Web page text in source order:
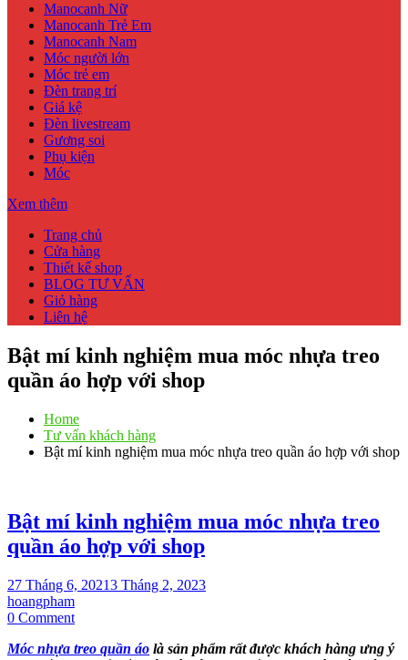
Manocanh Nữ
Manocanh Trẻ Em
Manocanh Nam
Móc người lớn
Móc trẻ em
Đèn trang trí
Giá kệ
Đèn livestream
Gương soi
Phụ kiện
Móc
Xem thêm
Trang chủ
Cửa hàng
Thiết kế shop
BLOG TƯ VẤN
Giỏ hàng
Liên hệ
Bật mí kinh nghiệm mua móc nhựa treo
quần áo hợp với shop
Home
Tư vấn khách hàng
Bật mí kinh nghiệm mua móc nhựa treo quần áo hợp với shop
Bật mí kinh nghiệm mua móc nhựa treo
quần áo hợp với shop
27 Tháng 6, 20213 Tháng 2, 2023
hoangpham
0 Commenton
mí
Móc nhựa treo quần áo là sản phẩm rất được khách hàng ưng ý